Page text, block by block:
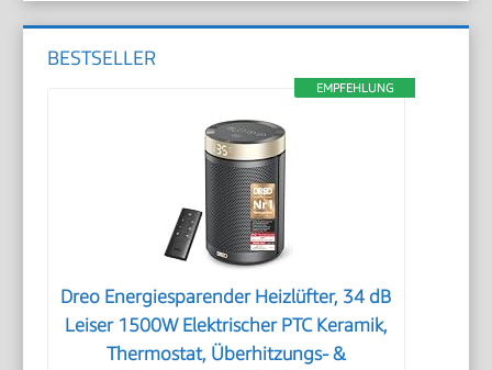
BESTSELLER
EMPFEHLUNG
Dreo Energiesparender Heizlüfter, 34 dB
Leiser 1500W Elektrischer PTC Keramik,
Thermostat, Überhitzungs- &